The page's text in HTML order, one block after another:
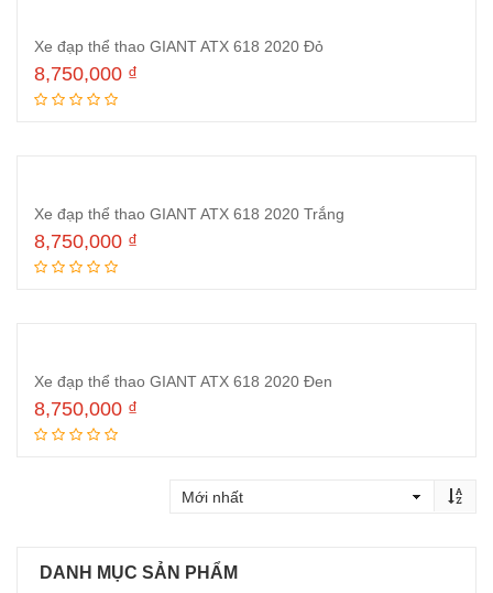
Xe đạp thể thao GIANT ATX 618 2020 Đỏ
8,750,000 ₫
Xe đạp thể thao GIANT ATX 618 2020 Trắng
8,750,000 ₫
Xe đạp thể thao GIANT ATX 618 2020 Đen
8,750,000 ₫
DANH MỤC SẢN PHẨM